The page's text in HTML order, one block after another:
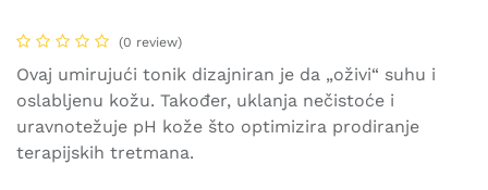
(0 review)
Ovaj umirujući tonik dizajniran je da „oživi“ suhu i
oslabljenu kožu. Također, uklanja nečistoće i
uravnotežuje pH kože što optimizira prodiranje
terapijskih tretmana.